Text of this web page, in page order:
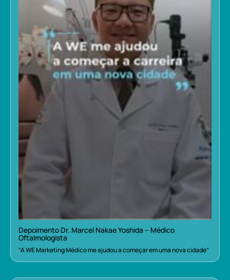
Depoimento Dr. Marcel Nakae Yoshida – Médico
Oftalmologista
“A WE Marketing Médico me ajudou a começar em uma nova cidade”